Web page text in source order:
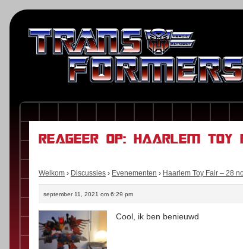
Reageer op: Haarlem Toy
Welkom › Discussies › Evenementen › Haarlem Toy Fair – 28
september 11, 2021 om 6:29 pm
Cool, ik ben benieuwd